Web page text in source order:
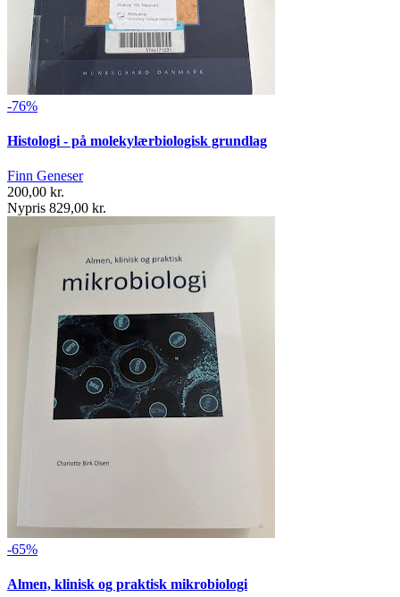
-76%
Histologi - på molekylærbiologisk grundlag
Finn Geneser
200,00 kr.
Nypris 829,00 kr.
-65%
Almen, klinisk og praktisk mikrobiologi